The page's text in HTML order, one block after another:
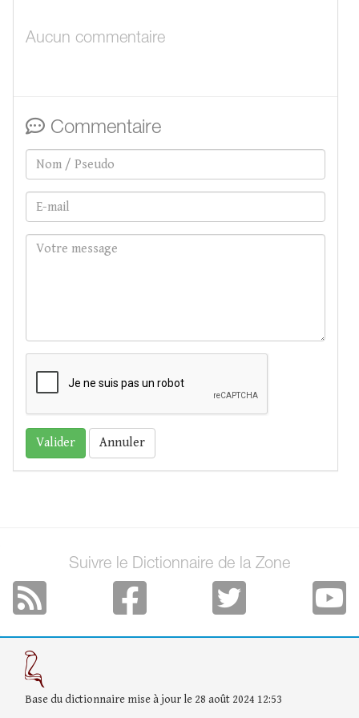
Aucun commentaire
Commentaire
Annuler
Suivre le Dictionnaire de la Zone
Base du dictionnaire mise à jour le 28 août 2024 12:53